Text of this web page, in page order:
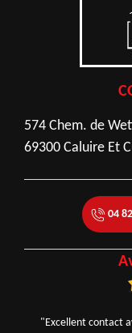
574 Chem. de
69300 Caluire Et
04
"Excellent contact